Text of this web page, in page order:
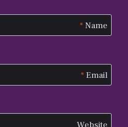
Name
*
Email
*